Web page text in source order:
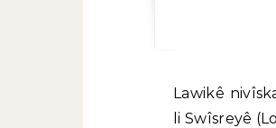
Lawikê
li Swîsreyê